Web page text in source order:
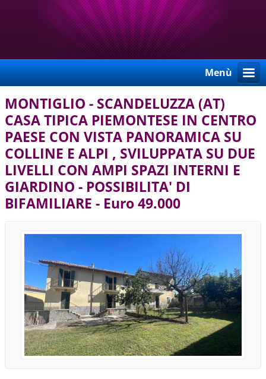
Menù
MONTIGLIO - SCANDELUZZA (AT)
CASA TIPICA PIEMONTESE IN CENTRO
PAESE CON VISTA PANORAMICA SU
COLLINE E ALPI , SVILUPPATA SU DUE
LIVELLI CON AMPI SPAZI INTERNI E
GIARDINO - POSSIBILITA' DI
BIFAMILIARE - Euro 49.000